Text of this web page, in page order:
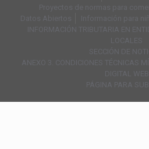
Proyectos de normas para
Datos Abiertos
Información para
INFORMACIÓN TRIBUTARIA EN
LOCALES
SECCIÓN DE
ANEXO 3. CONDICIONES TÉCNICAS
DIGITAL WEB
PÁGINA PARA